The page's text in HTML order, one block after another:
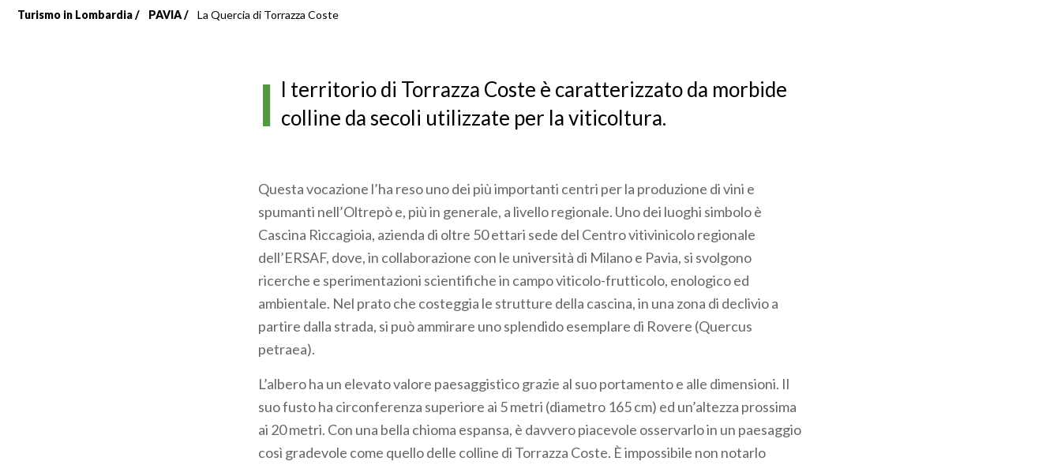
Turismo in Lombardia PAVIA La Quercia di Torrazza Coste
I l territorio di Torrazza Coste è caratterizzato da morbide
colline da secoli utilizzate per la viticoltura.
Questa vocazione l’ha reso uno dei più importanti centri per la produzione di vini e
spumanti nell’Oltrepò e, più in generale, a livello regionale. Uno dei luoghi simbolo è
Cascina Riccagioia, azienda di oltre 50 ettari sede del Centro vitivinicolo regionale
dell’ERSAF, dove, in collaborazione con le università di Milano e Pavia, si svolgono
ricerche e sperimentazioni scientifiche in campo viticolo-frutticolo, enologico ed
ambientale. Nel prato che costeggia le strutture della cascina, in una zona di declivio a
partire dalla strada, si può ammirare uno splendido esemplare di Rovere (Quercus
petraea).
L’albero ha un elevato valore paesaggistico grazie al suo portamento e alle dimensioni. Il
suo fusto ha circonferenza superiore ai 5 metri (diametro 165 cm) ed un’altezza prossima
ai 20 metri. Con una bella chioma espansa, è davvero piacevole osservarlo in un paesaggio
così gradevole come quello delle colline di Torrazza Coste. È impossibile non notarlo